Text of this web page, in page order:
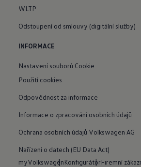
WLTP
Odstoupení od smlouvy (digitální služby)
INFORMACE
Nastavení souborů Cookie
Použití cookies
Odpovědnost za informace
Informace o zpracování osobních údajů
Ochrana osobních údajů Volkswagen AG
Nařízení o datech (EU Data Act)
myVolkswagenKonfigurátorFiremní